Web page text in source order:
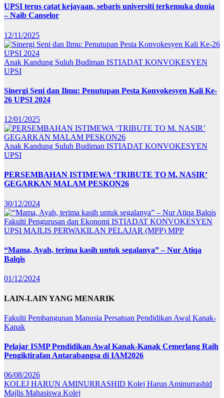
UPSI terus catat kejayaan, sebaris universiti terkemuka dunia
– Naib Canselor
12/11/2025
Anak Kandung Suluh Budiman ISTIADAT KONVOKESYEN
UPSI
Sinergi Seni dan Ilmu: Penutupan Pesta Konvokesyen Kali Ke-
26 UPSI 2024
12/01/2025
Anak Kandung Suluh Budiman ISTIADAT KONVOKESYEN
UPSI
PERSEMBAHAN ISTIMEWA ‘TRIBUTE TO M. NASIR’
GEGARKAN MALAM PESKON26
30/12/2024
Fakulti Pengurusan dan Ekonomi ISTIADAT KONVOKESYEN
UPSI MAJLIS PERWAKILAN PELAJAR (MPP) MPP
“Mama, Ayah, terima kasih untuk segalanya” – Nur Atiqa
Balqis
01/12/2024
LAIN-LAIN YANG MENARIK
Fakulti Pembangunan Manusia Persatuan Pendidikan Awal Kanak-
Kanak
Pelajar ISMP Pendidikan Awal Kanak-Kanak Cemerlang Raih
Pengiktirafan Antarabangsa di IAM2026
06/08/2026
KOLEJ HARUN AMINURRASHID Kolej Harun Aminurrashid
Majlis Mahasiswa Kolej